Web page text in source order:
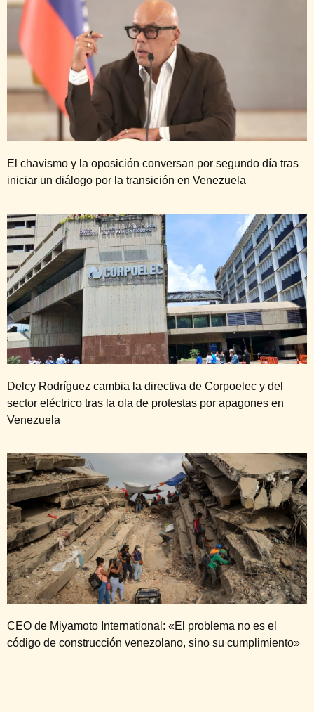
El chavismo y la oposición conversan por segundo día tras
iniciar un diálogo por la transición en Venezuela
Delcy Rodríguez cambia la directiva de Corpoelec y del
sector eléctrico tras la ola de protestas por apagones en
Venezuela
CEO de Miyamoto International: «El problema no es el
código de construcción venezolano, sino su cumplimiento»